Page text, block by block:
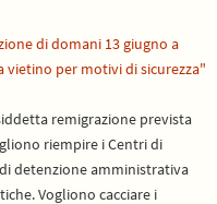
di domani 13 giugno a
vietino per motivi di sicurezza"
remigrazione prevista
riempire i Centri di
detenzione amministrativa
Vogliono cacciare i